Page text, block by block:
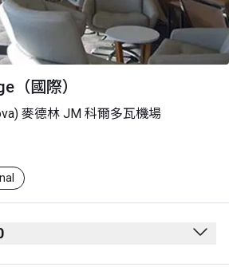
（國際）
麥德林 JM 科爾多瓦機場
06:00 - 21:00